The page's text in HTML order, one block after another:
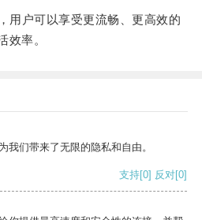
户可以享受更流畅、更高效的
效率。
我们带来了无限的隐私和自由。
支持[0] 反对[0]